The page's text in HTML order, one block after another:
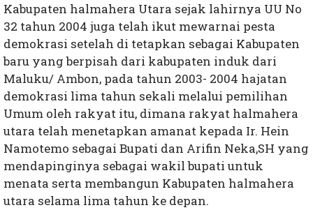
Kabupaten halmahera Utara sejak lahirnya UU No
32 tahun 2004 juga telah ikut mewarnai pesta
demokrasi setelah di tetapkan sebagai Kabupaten
baru yang berpisah dari kabupaten induk dari
Maluku/ Ambon, pada tahun 2003- 2004 hajatan
demokrasi lima tahun sekali melalui pemilihan
Umum oleh rakyat itu, dimana rakyat halmahera
utara telah menetapkan amanat kepada Ir. Hein
Namotemo sebagai Bupati dan Arifin Neka,SH yang
mendapinginya sebagai wakil bupati untuk
menata serta membangun Kabupaten halmahera
utara selama lima tahun ke depan.